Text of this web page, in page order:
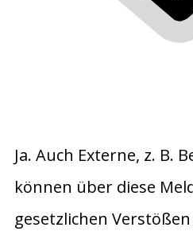
Ja. Auch Externe, z. B.
können über diese
gesetzlichen